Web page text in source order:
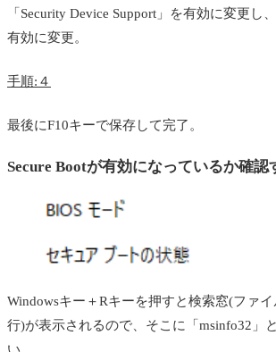
「Security Device Support」を有効に変更し
有効に変更。
手順:４
最後にF10キーで保存して完了。
Secure Bootが有効になっているか確認
Windowsキー＋Rキーを押すと検索窓(ファ
行)が表示されるので、そこに「msinfo32」